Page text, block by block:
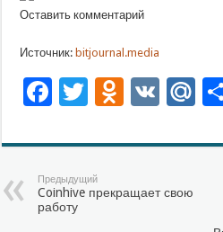
Оставить комментарий
Источник: bitjournal.media
Facebook
Twitter
VK
Предыдущий
Coinhive прекращает свою
работу